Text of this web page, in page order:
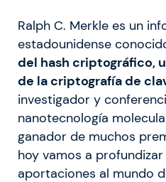
Ralph C. Merkle es un
estadounidense
del hash criptográfico,
de la criptografía de
investigador y
nanotecnología
ganador de muchos
hoy vamos a
aportaciones al mundo